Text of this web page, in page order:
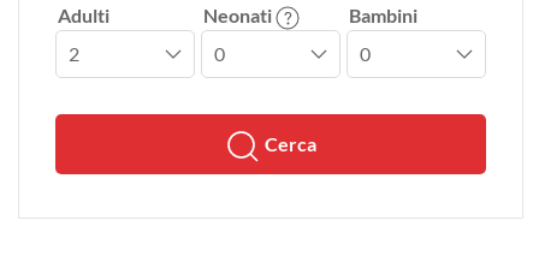
Adulti Neonati Bambini
Cerca